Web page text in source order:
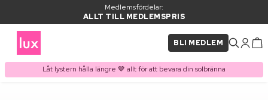
Medlemsfördelar:
ALLT TILL MEDLEMSPRIS
BLI MEDLEM
Låt lystern hålla längre 🤎 allt för att bevara din solbränna